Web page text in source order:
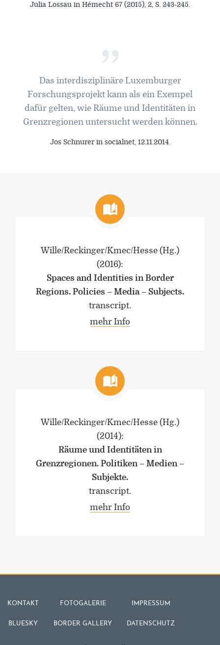
Julia Lossau in Hémecht 67 (2015), 2, S. 243-245.
”
Das interdisziplinäre Luxemburger
Forschungsprojekt kann als ein Exempel
dafür gelten, wie Räume und Identitäten in
Grenzregionen untersucht werden können.
Jos Schnurer in socialnet, 12.11.2014.
Wille/Reckinger/Kmec/Hesse (Hg.)
(2016):
Spaces and Identities in Border
Regions. Policies – Media – Subjects.
transcript.
mehr Info
Wille/Reckinger/Kmec/Hesse (Hg.)
(2014):
Räume und Identitäten in
Grenzregionen. Politiken – Medien –
Subjekte.
transcript.
mehr Info
KONTAKT
BLUESKY
FOTOGALERIE
BORDER GALLERY
IMPRESSUM
DATENSCHUTZ